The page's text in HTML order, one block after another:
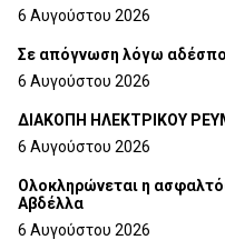
6 Αυγούστου 2026
Σε απόγνωση λόγω
6 Αυγούστου 2026
ΔΙΑΚΟΠΗ ΗΛΕΚΤΡΙΚΟΥ
6 Αυγούστου 2026
Ολοκληρώνεται η
Αβδέλλα
6 Αυγούστου 2026